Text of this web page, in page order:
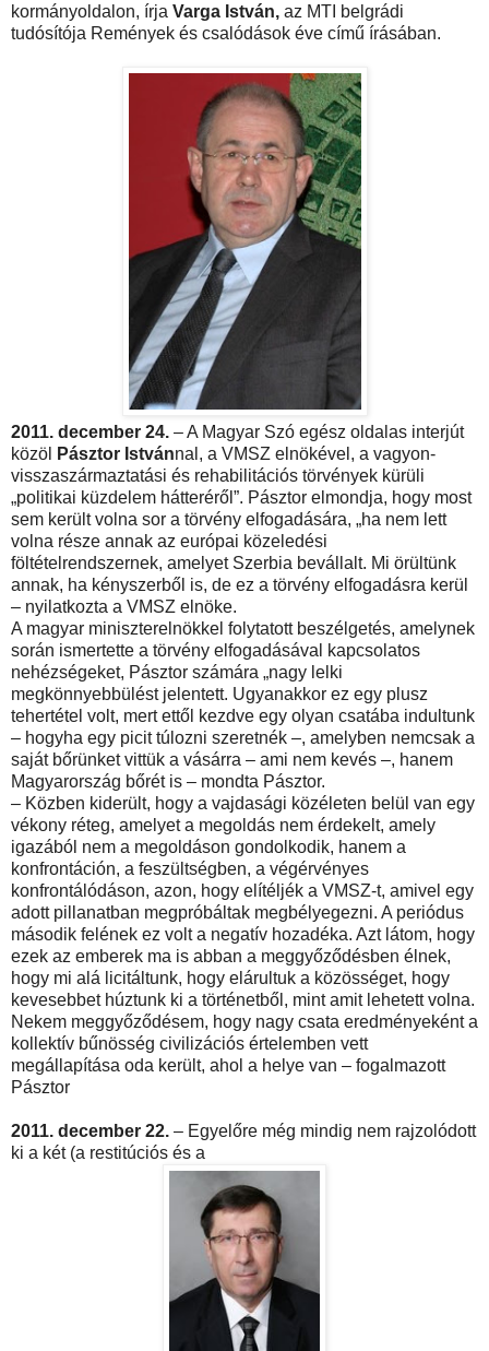
kormányoldalon, írja Varga István, az MTI belgrádi
tudósítója Remények és csalódások éve című írásában.
2011. december 24. – A Magyar Szó egész oldalas interjút
közöl
Pásztor Istvánnal, a VMSZ elnökével, a vagyon-
visszaszármaztatási és rehabilitációs törvények kürüli
„politikai küzdelem hátteréről”. Pásztor elmondja, hogy most
sem került volna sor a törvény elfogadására, „ha nem lett
volna része annak az európai közeledési
föltételrendszernek, amelyet Szerbia bevállalt. Mi örültünk
annak, ha kényszerből is, de ez a törvény elfogadásra kerül
– nyilatkozta a VMSZ elnöke.
A magyar miniszterelnökkel folytatott beszélgetés, amelynek
során ismertette a törvény elfogadásával kapcsolatos
nehézségeket, Pásztor számára „nagy lelki
megkönnyebbülést jelentett. Ugyanakkor ez egy plusz
tehertétel volt, mert ettől kezdve egy olyan csatába indultunk
– hogyha egy picit túlozni szeretnék –, amelyben nemcsak a
saját bőrünket vittük a vásárra – ami nem kevés –, hanem
Magyarország bőrét is – mondta Pásztor.
– Közben kiderült, hogy a vajdasági közéleten belül van egy
vékony réteg, amelyet a megoldás nem érdekelt, amely
igazából nem a megoldáson gondolkodik, hanem a
konfrontáción, a feszültségben, a végérvényes
konfrontálódáson, azon, hogy elítéljék a VMSZ-t, amivel egy
adott pillanatban megpróbáltak megbélyegezni. A periódus
második felének ez volt a negatív hozadéka. Azt látom, hogy
ezek az emberek ma is abban a meggyőződésben élnek,
hogy mi alá licitáltunk, hogy elárultuk a közösséget, hogy
kevesebbet húztunk ki a történetből, mint amit lehetett volna.
Nekem meggyőződésem, hogy nagy csata eredményeként a
kollektív bűnösség civilizációs értelemben vett
megállapítása oda került, ahol a helye van – fogalmazott
Pásztor
2011. december 22. – Egyelőre még mindig nem rajzolódott
ki a két (a restitúciós és a